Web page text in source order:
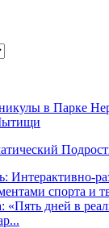
в Парке
Интерактивно-
спорта и
«Пять дней в